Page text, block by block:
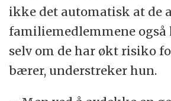
ikke det automatisk at de
familiemedlemmene også
selv om de har økt risiko
bærer, understreker hun.